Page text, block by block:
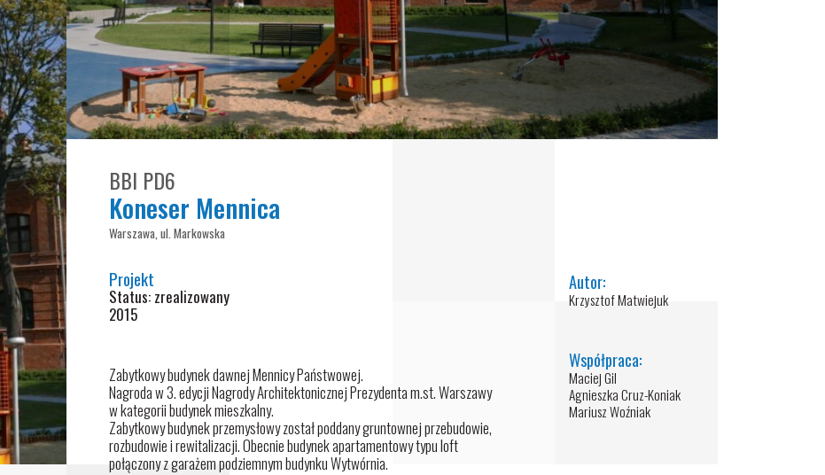
BBI PD6
Koneser Mennica
Warszawa, ul. Markowska
Projekt
Status: zrealizowany
2015
Zabytkowy budynek dawnej Mennicy Państwowej.
Nagroda w 3. edycji Nagrody Architektonicznej Prezydenta m.st. Warszawy
w kategorii budynek mieszkalny.
Zabytkowy budynek przemysłowy został poddany gruntownej przebudowie,
rozbudowie i rewitalizacji. Obecnie budynek apartamentowy typu loft
połączony z garażem podziemnym budynku Wytwórnia.
Autor:
Krzysztof Matwiejuk
Współpraca:
Maciej Gil
Agnieszka Cruz-Koniak
Mariusz Woźniak